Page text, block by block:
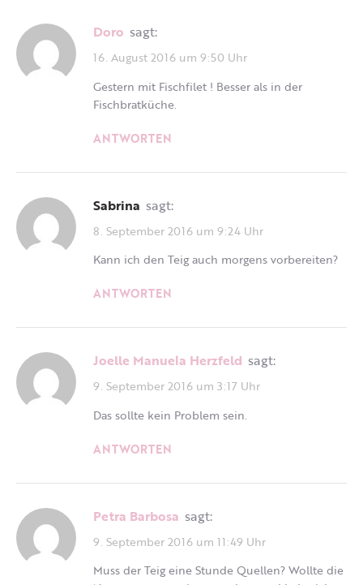
Doro sagt:
16. August 2016 um 9:50 Uhr
Gestern mit Fischfilet ! Besser als in der
Fischbratküche.
ANTWORTEN
Sabrina sagt:
8. September 2016 um 9:24 Uhr
Kann ich den Teig auch morgens vorbereiten?
ANTWORTEN
Joelle Manuela Herzfeld sagt:
9. September 2016 um 3:17 Uhr
Das sollte kein Problem sein.
ANTWORTEN
Petra Barbosa sagt:
9. September 2016 um 11:49 Uhr
Muss der Teig eine Stunde Quellen? Wollte die